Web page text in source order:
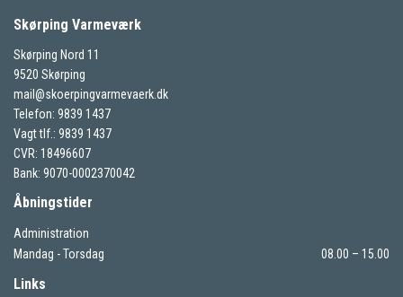
Skørping Varmeværk
Skørping Nord 11
9520 Skørping
mail@skoerpingvarmevaerk.dk
Telefon: 9839 1437
Vagt tlf.: 9839 1437
CVR: 18496607
Bank: 9070-0002370042
Åbningstider
Administration
Mandag - Torsdag
08.00 – 15.00
Links